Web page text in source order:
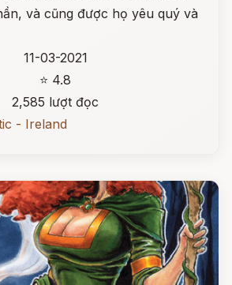
và cũng được họ yêu quý và
11-03-2021
⭐ 4.8
2,585 lượt đọc
- Ireland